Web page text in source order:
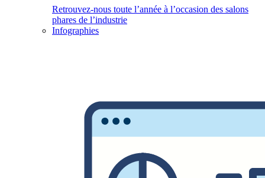
Retrouvez-nous toute l’année à l’occasion des salons
phares de l’industrie
Infographies